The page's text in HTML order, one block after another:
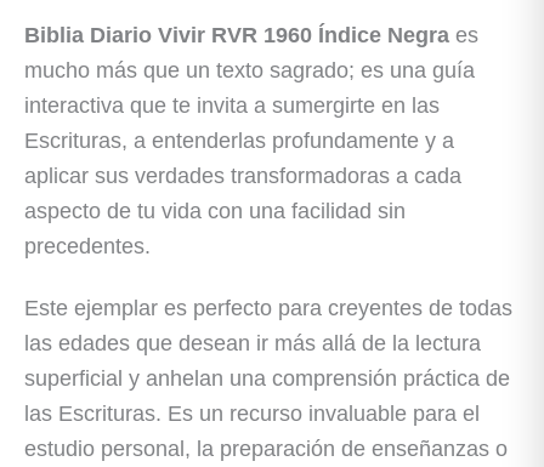
Biblia Diario Vivir RVR 1960 Índice Negra es
mucho más que un texto sagrado; es una guía
interactiva que te invita a sumergirte en las
Escrituras, a entenderlas profundamente y a
aplicar sus verdades transformadoras a cada
aspecto de tu vida con una facilidad sin
precedentes.
Este ejemplar es perfecto para creyentes de todas
las edades que desean ir más allá de la lectura
superficial y anhelan una comprensión práctica de
las Escrituras. Es un recurso invaluable para el
estudio personal, la preparación de enseñanzas o